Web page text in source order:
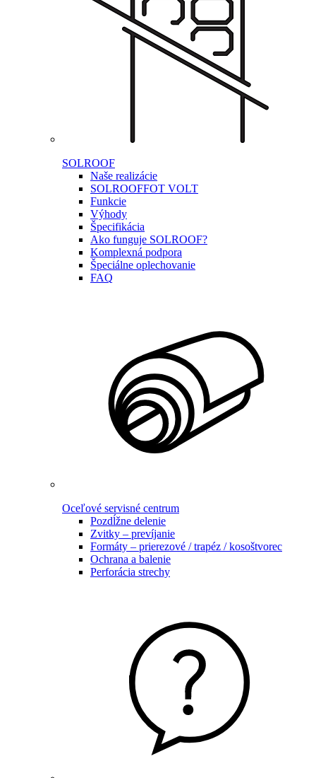
SOLROOF
Naše realizácie
SOLROOFFOT VOLT
Funkcie
Výhody
Špecifikácia
Ako funguje SOLROOF?
Komplexná podpora
Špeciálne oplechovanie
FAQ
Oceľové servisné centrum
Pozdĺžne delenie
Zvitky – prevíjanie
Formáty – prierezové / trapéz / kosoštvorec
Ochrana a balenie
Perforácia strechy